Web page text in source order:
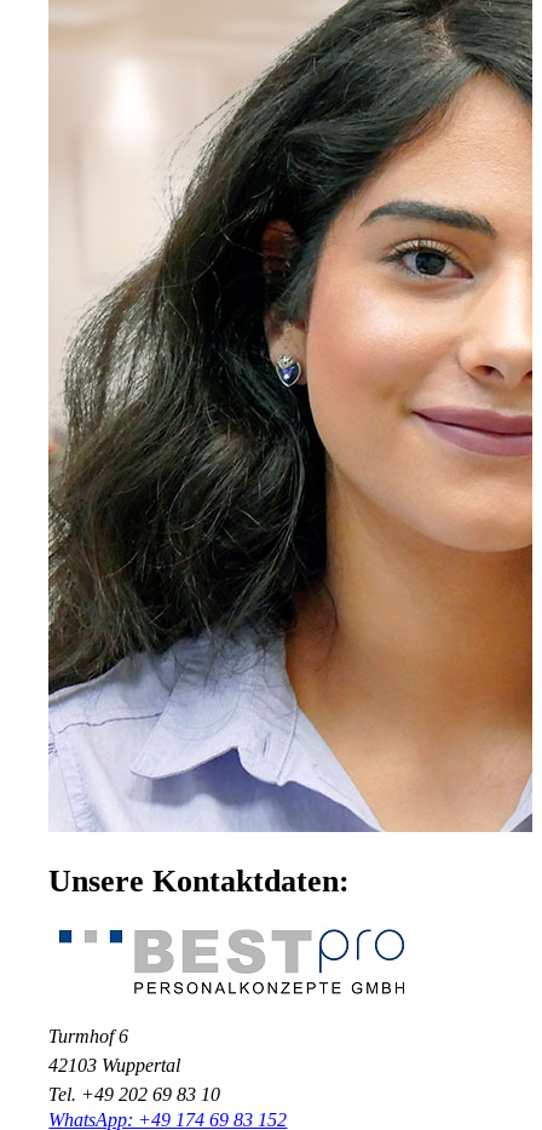
Unsere Kontaktdaten:
Turmhof 6
42103 Wuppertal
Tel. +49 202 69 83 10
WhatsApp: +49 174 69 83 152